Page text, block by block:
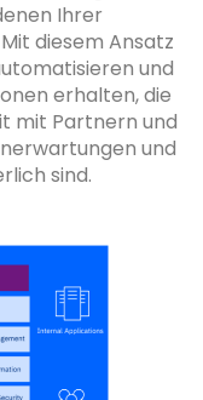
Ihrer
diesem Ansatz
und
erhalten, die
mit Partnern und
und
sind.